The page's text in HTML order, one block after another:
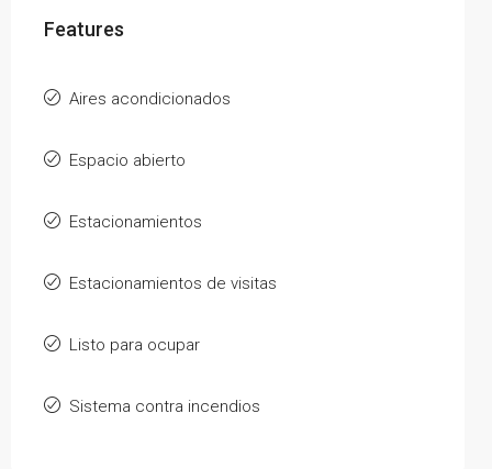
Features
Aires acondicionados
Espacio abierto
Estacionamientos
Estacionamientos de visitas
Listo para ocupar
Sistema contra incendios